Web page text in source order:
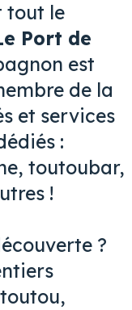
tout le
Port de
est
de la
et services
:
toutoubar,
!
?